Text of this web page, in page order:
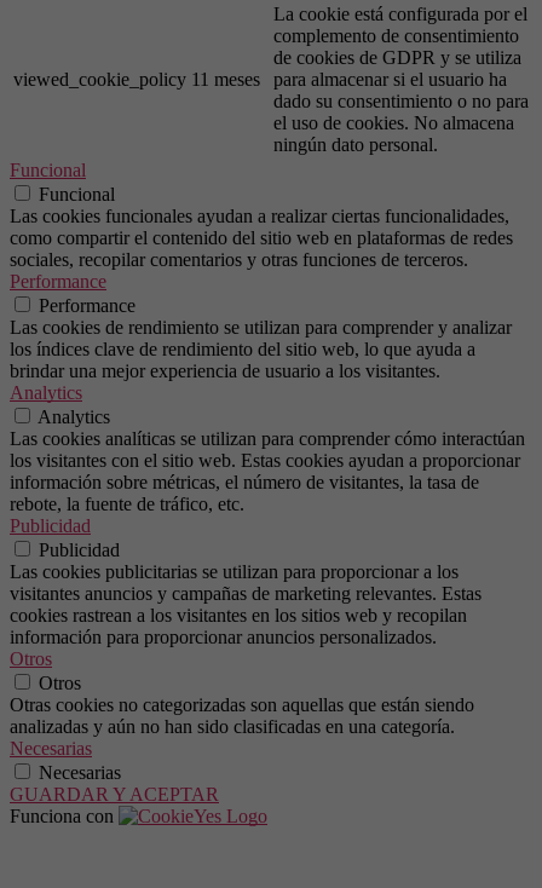
viewed_cookie_policy 11 meses
La cookie está configurada por el
complemento de consentimiento
de cookies de GDPR y se utiliza
para almacenar si el usuario ha
dado su consentimiento o no para
el uso de cookies. No almacena
ningún dato personal.
Funcional
Funcional
Las cookies funcionales ayudan a realizar ciertas funcionalidades,
como compartir el contenido del sitio web en plataformas de redes
sociales, recopilar comentarios y otras funciones de terceros.
Performance
Performance
Las cookies de rendimiento se utilizan para comprender y analizar
los índices clave de rendimiento del sitio web, lo que ayuda a
brindar una mejor experiencia de usuario a los visitantes.
Analytics
Analytics
Las cookies analíticas se utilizan para comprender cómo interactúan
los visitantes con el sitio web. Estas cookies ayudan a proporcionar
información sobre métricas, el número de visitantes, la tasa de
rebote, la fuente de tráfico, etc.
Publicidad
Publicidad
Las cookies publicitarias se utilizan para proporcionar a los
visitantes anuncios y campañas de marketing relevantes. Estas
cookies rastrean a los visitantes en los sitios web y recopilan
información para proporcionar anuncios personalizados.
Otros
Otros
Otras cookies no categorizadas son aquellas que están siendo
analizadas y aún no han sido clasificadas en una categoría.
Necesarias
Necesarias
GUARDAR Y ACEPTAR
Funciona con